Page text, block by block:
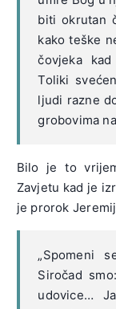
biti okrutan
kako teške
čovjeka
Toliki
ljudi razne
grobovima
Bilo je to
Zavjetu kad je
je prorok
„Spomeni
Siročad
udovice…